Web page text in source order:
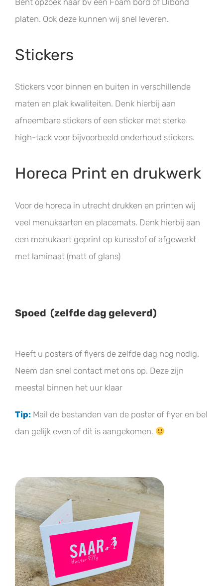
Bent opzoek naar bv een Foam bord of Dibond
platen. Ook deze kunnen wij snel leveren.
Stickers
Stickers voor binnen en buiten in verschillende
maten en plak kwaliteiten. Denk hierbij aan
afneembare stickers of een sticker met sterke
high-tack voor bijvoorbeeld onderhoud stickers.
Horeca Print en drukwerk
Voor de horeca in utrecht drukken en printen wij
veel menukaarten en placemats. Denk hierbij aan
een menukaart geprint op kunsstof of afgewerkt
met laminaat (matt of glans)
Spoed (zelfde dag geleverd)
Heeft u posters of flyers de zelfde dag nog nodig.
Neem dan snel contact met ons op. Deze zijn
meestal binnen het uur klaar
Tip: Mail de bestanden van de poster of flyer en bel
dan gelijk even of dit is aangekomen.